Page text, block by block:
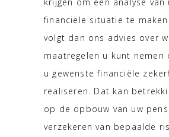
financiële situatie te
volgt dan ons advies over
maatregelen u kunt
u gewenste financiële
realiseren. Dat kan
op de opbouw van uw
verzekeren van bepaalde